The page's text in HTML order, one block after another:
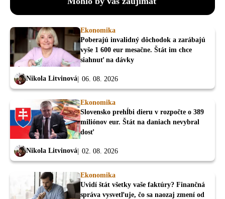
Ekonomika
Poberajú invalidný dôchodok a zarábajú
vyše 1 600 eur mesačne. Štát im chce
siahnuť na dávky
Nikola Litvinová 06. 08. 2026
Ekonomika
Slovensko prehĺbi dieru v rozpočte o 389
miliónov eur. Štát na daniach nevybral
dosť
Nikola Litvinová 02. 08. 2026
Ekonomika
Uvidí štát všetky vaše faktúry? Finančná
správa vysvetľuje, čo sa naozaj zmení od